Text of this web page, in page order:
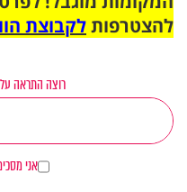
להצטרפותלקבוצת
רוצה התראה
אני